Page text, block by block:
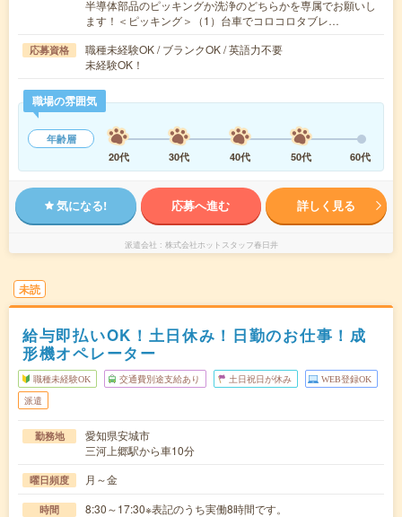
半導体部品のピッキングか洗浄のどちらかを専属でお願いし
ます！＜ピッキング＞（1）台車でコロコロタブレ…
応募資格
職種未経験OK / ブランクOK / 英語力不要
未経験OK！
職場の雰囲気
年齢層
20代
30代 40代 50代 60代
気になる! 応募へ進む 詳しく見る
派遣会社 株式会社ホットスタッフ春日井
未読
給与即払いOK！土日休み！日勤のお仕事！成
形機オペレーター
職種未経験OK 交通費別途支給あり 土日祝日が休み WEB登録OK
派遣
勤務地
愛知県安城市
三河上郷駅から車10分
曜日頻度 月～金
時間 8:30～17:30※表記のうち実働8時間です。